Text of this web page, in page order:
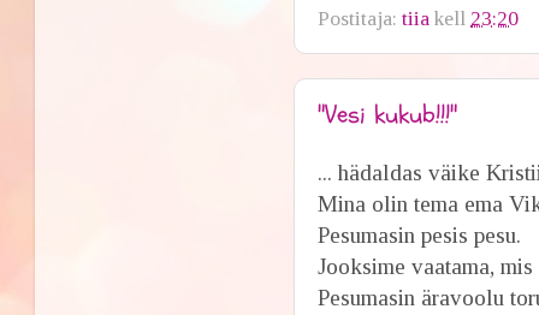
Postitaja:tiia kell 23:20
"Vesi kukub!!!"
... hädaldas väike
Mina olin tema ema
Pesumasin pesis pesu.
Jooksime vaatama,
Pesumasin äravoolu